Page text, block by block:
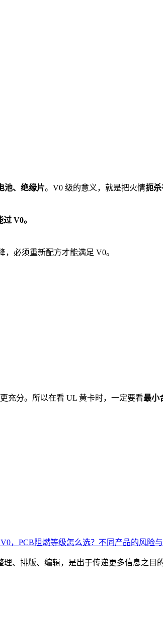
池、绝缘片。V0 级的意义，就是把火情扼
V0。
必须重新配方才能满足 V0。
充分。所以在看 UL 黄卡时，一定要看最小
，PCB阻燃等级怎么选？不同产品的风险
、排版、编辑，是出于传递更多信息之